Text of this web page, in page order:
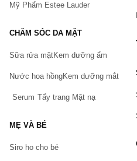
Bạn gặp vấn đề về sản
Hãy báo lỗi cho chúng tôi.
Mỹ Phẩm Estee Lauder
CHĂM SÓC DA MẶT
Sữa rửa mặtKem dưỡng ẩm
Nước hoa hồngKem dưỡng mắt
Serum Tẩy trang Mặt nạ
MẸ VÀ BÉ
Siro ho cho bé